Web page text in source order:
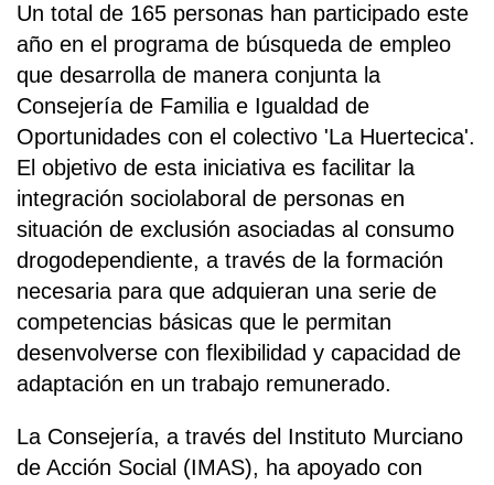
Un total de 165 personas han participado este
año en el programa de búsqueda de empleo
que desarrolla de manera conjunta la
Consejería de Familia e Igualdad de
Oportunidades con el colectivo 'La Huertecica'.
El objetivo de esta iniciativa es facilitar la
integración sociolaboral de personas en
situación de exclusión asociadas al consumo
drogodependiente, a través de la formación
necesaria para que adquieran una serie de
competencias básicas que le permitan
desenvolverse con flexibilidad y capacidad de
adaptación en un trabajo remunerado.
La Consejería, a través del Instituto Murciano
de Acción Social (IMAS), ha apoyado con